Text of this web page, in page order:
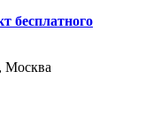
бесплатного
Москва